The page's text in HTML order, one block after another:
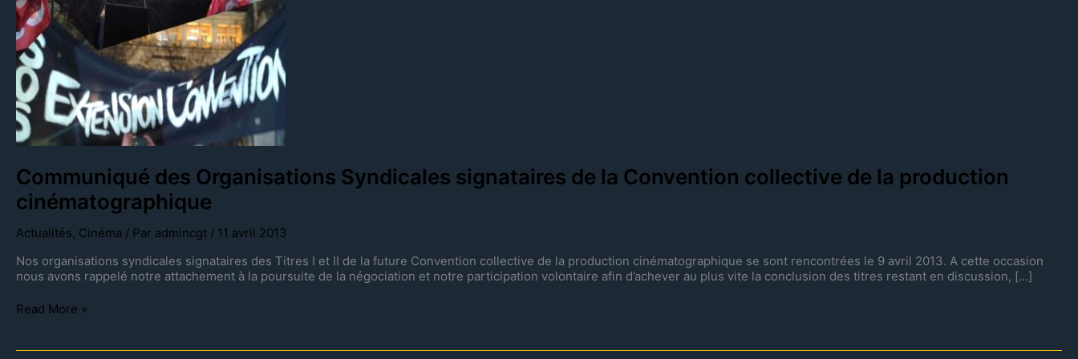
Communiqué des Organisations Syndicales signataires de la Convention collective de la production
cinématographique
Actualités, Cinéma / Par admincgt / 11 avril 2013
Nos organisations syndicales signataires des Titres I et II de la future Convention collective de la production cinématographique se sont rencontrées le 9 avril 2013. A cette occasion
nous avons rappelé notre attachement à la poursuite de la négociation et notre participation volontaire afin d’achever au plus vite la conclusion des titres restant en discussion, […]
Read More »